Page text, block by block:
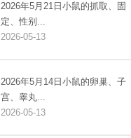
2026年5月21日小鼠的抓取、固
定、性别...
2026-05-13
2026年5月14日小鼠的卵巢、子
宫、睾丸...
2026-05-13